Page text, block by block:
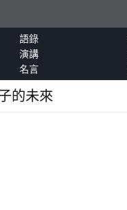
語錄
演講
名言
的未來